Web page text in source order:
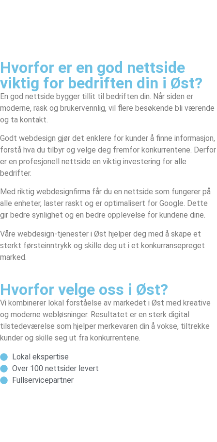
Hvorfor er en god nettside
viktig for bedriften din i Øst?
En god nettside bygger tillit til bedriften din. Når siden er
moderne, rask og brukervennlig, vil flere besøkende bli værende
og ta kontakt.
Godt webdesign gjør det enklere for kunder å finne informasjon,
forstå hva du tilbyr og velge deg fremfor konkurrentene. Derfor
er en profesjonell nettside en viktig investering for alle
bedrifter.
Med riktig webdesignfirma får du en nettside som fungerer på
alle enheter, laster raskt og er optimalisert for Google. Dette
gir bedre synlighet og en bedre opplevelse for kundene dine.
Våre webdesign-tjenester i Øst hjelper deg med å skape et
sterkt førsteinntrykk og skille deg ut i et konkurransepreget
marked.
Hvorfor velge oss i Øst?
Vi kombinerer lokal forståelse av markedet i Øst med kreative
og moderne webløsninger. Resultatet er en sterk digital
tilstedeværelse som hjelper merkevaren din å vokse, tiltrekke
kunder og skille seg ut fra konkurrentene.
Lokal ekspertise
Over 100 nettsider levert
Fullservicepartner